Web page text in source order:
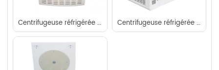
Centrifugeuse réfrigérée à grande vitesse au sol Centrifugeuse réfrigérée de paillasse à grande vitesse